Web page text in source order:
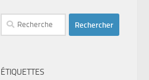
Rechercher :
ÉTIQUETTES